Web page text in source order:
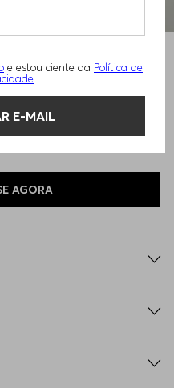
e estou ciente da Política de
E-MAIL
Newsletter
exclusivos, trends de
AGORA